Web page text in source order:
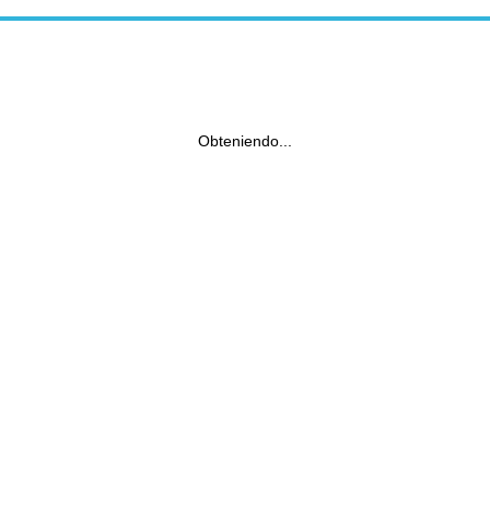
Obteniendo...